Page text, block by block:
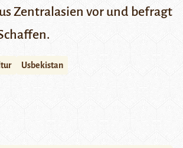
Zentralasien vor und befragt
Usbekistan